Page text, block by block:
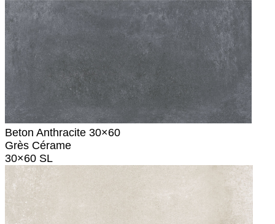
Beton Anthracite 30×60
Grès Cérame
30×60 SL